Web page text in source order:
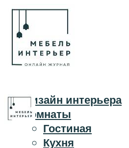
Дизайн интерьера
Комнаты
Гостиная
Кухня